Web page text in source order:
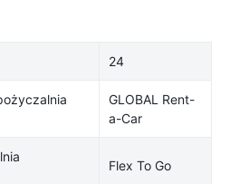
24
GLOBAL Rent-
a-Car
Flex To Go